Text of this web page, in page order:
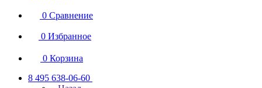
0 Сравнение
0 Избранное
0 Корзина
8 495 638-06-60